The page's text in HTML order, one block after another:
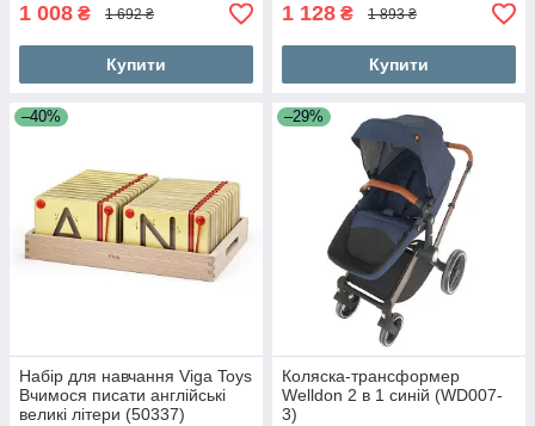
1 008 ₴ 1 692 ₴
Купити
1 128 ₴ 1 893 ₴
Купити
–40%
Набір для навчання Viga Toys
Вчимося писати англійські
великі літери (50337)
–29%
Коляска-трансформер
Welldon 2 в 1 синій (WD007-
3)